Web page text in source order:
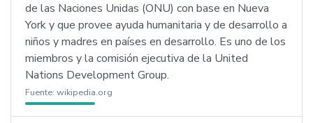
de las Naciones Unidas (ONU) con base en Nueva
York y que provee ayuda humanitaria y de desarrollo a
niños y madres en países en desarrollo. Es uno de los
miembros y la comisión ejecutiva de la United
Nations Development Group.
Fuente: wikipedia.org